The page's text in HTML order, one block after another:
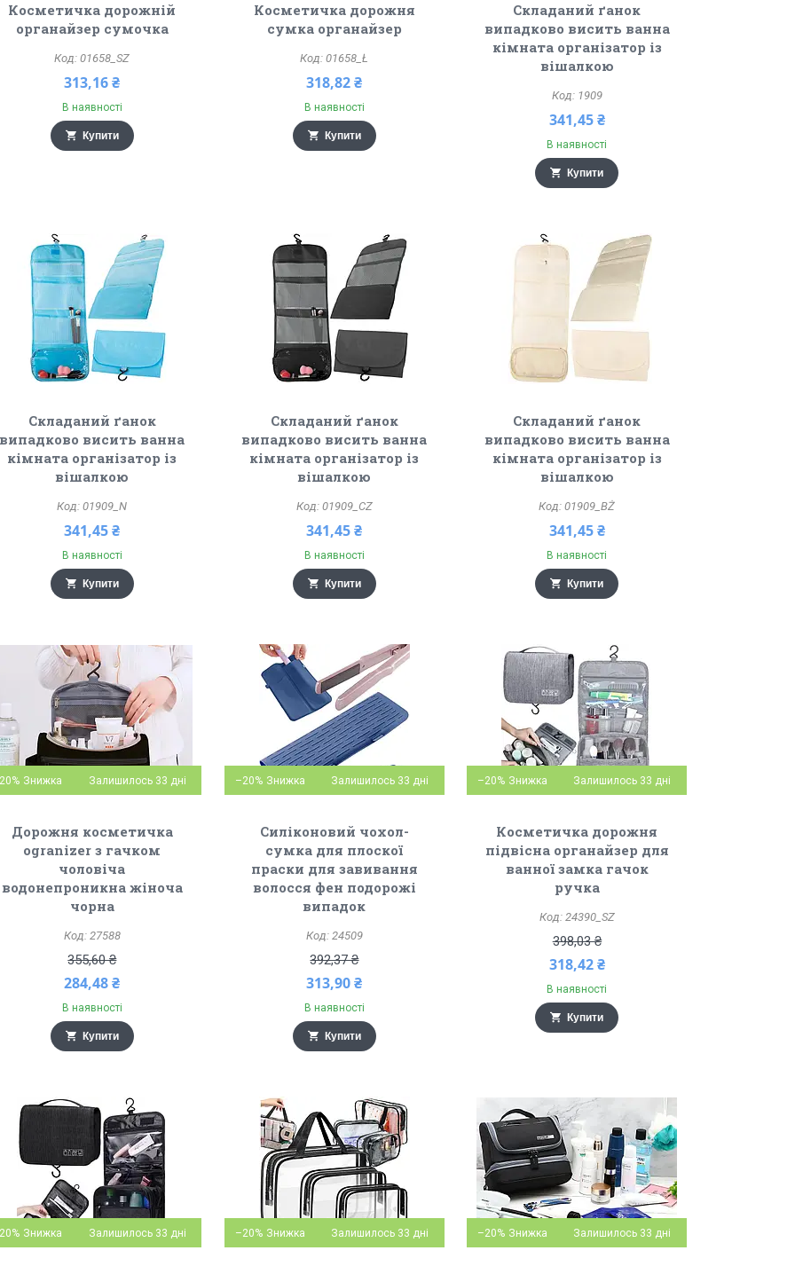
Косметичка дорожній
органайзер сумочка
01658_SZ
313,16 ₴
В наявності
Купити
Косметичка дорожня
сумка органайзер
01658_Ł
318,82 ₴
В наявності
Купити
Складаний ґанок
випадково висить ванна
кімната організатор із
вішалкою
1909
341,45 ₴
В наявності
Купити
Складаний ґанок
випадково висить ванна
кімната організатор із
вішалкою
01909_N
341,45 ₴
В наявності
Купити
Складаний ґанок
випадково висить ванна
кімната організатор із
вішалкою
01909_CZ
341,45 ₴
В наявності
Купити
Складаний ґанок
випадково висить ванна
кімната організатор із
вішалкою
01909_BŻ
341,45 ₴
В наявності
Купити
Залишилось 33 дні
Дорожня косметичка
ogranizer з гачком
чоловіча
водонепроникна жіноча
чорна
27588
355,60 ₴
284,48 ₴
В наявності
Купити
–20% Залишилось 33 дні
Силіконовий чохол-
сумка для плоскої
праски для завивання
волосся фен подорожі
випадок
24509
392,37 ₴
313,90 ₴
В наявності
Купити
–20% Залишилось 33 дні
Косметичка дорожня
підвісна органайзер для
ванної замка гачок
ручка
24390_SZ
398,03 ₴
318,42 ₴
В наявності
Купити
Залишилось 33 дні –20% Залишилось 33 дні –20% Залишилось 33 дні